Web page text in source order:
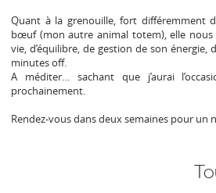
Quant à la grenouille, fort différemment
bœuf (mon autre animal totem), elle nous
vie, d’équilibre, de gestion de son
minutes off.
A méditer… sachant que j’aurai
prochainement.
Rendez-vous dans deux semaines pour un